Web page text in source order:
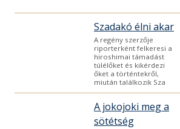
Szadakó élni akar
A regény szerzője
riporterként felkeresi a
hiroshimai támadást
túlélőket és kikérdezi
őket a történtekről,
miután találkozik Sza
A jokojoki meg a
sötétség